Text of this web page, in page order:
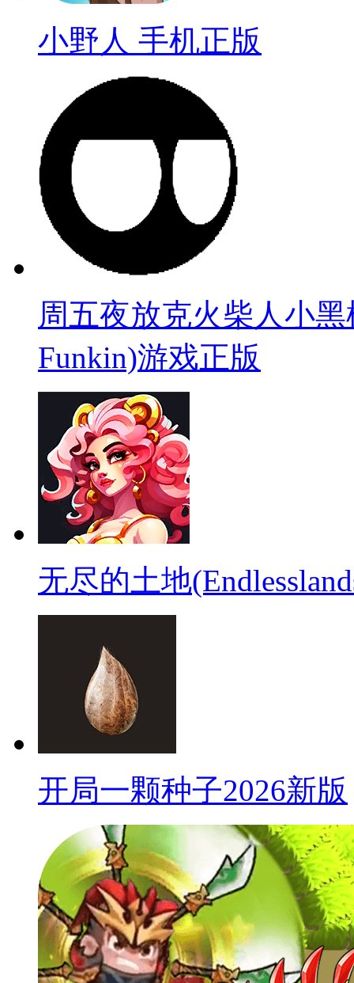
小野人 手机正版
周五夜放克火柴人小黑
Funkin)游戏正版
无尽的土地
开局一颗种子2026新版